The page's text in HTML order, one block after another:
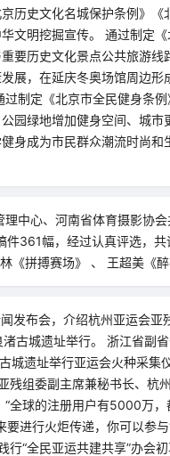
历史文化名城保护条例》《
文明挖掘宣传。 通过制定
要历史文化景点公共旅游线
展，在延庆冬奥场馆周边形
制定《北京市全民健身条
园绿地增加健身空间、城市
身成为市民群众潮流时尚和
中心、河南省体育摄影协
件361幅，经过认真评选，
拼搏赛场》 、 王超美《醉
发布会，介绍杭州亚运会亚
古城遗址举行。 浙江省副
城遗址举行亚运会火种采集
组委副主席兼秘书长、杭
球的注册用户有5000万，
进行火炬传递，你可以参与
“全民亚运共建共享”办会